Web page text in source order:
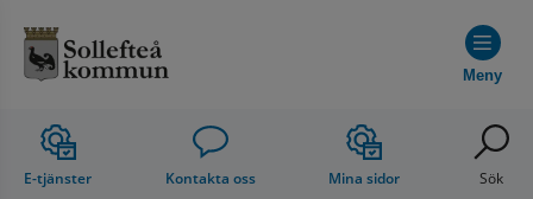
Meny
E-tjänster Kontakta oss Mina sidor Sök